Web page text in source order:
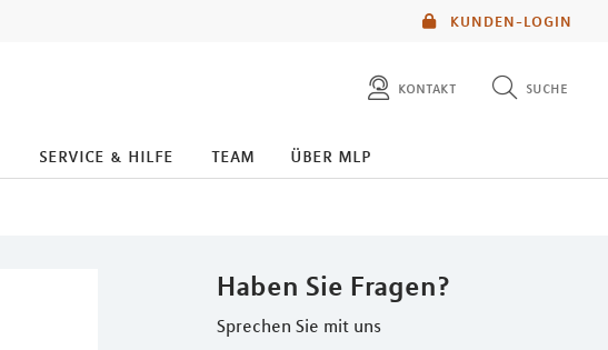
KUNDEN-LOGIN
kontakt suche
diese website durchsuchen
service & hilfe team über mlp
Haben Sie Fragen?
Sprechen Sie mit uns